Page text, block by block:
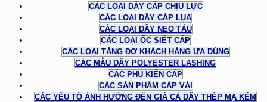
CÁC LOẠI DÂY CÁP CHỊU LỰC
CÁC LOẠI DÂY CÁP LỤA
CÁC LOẠI DÂY NEO TÀU
CÁC LOẠI ỐC SIẾT CÁP
CÁC LOẠI TĂNG ĐƠ KHÁCH HÀNG ƯA DÙNG
CÁC MẪU DÂY POLYESTER LASHING
CÁC PHỤ KIỆN CÁP
CÁC SẢN PHẨM CÁP VẢI
CÁC YẾU TỐ ẢNH HƯỞNG ĐẾN GIÁ CẢ DÂY THÉP MẠ KẼM